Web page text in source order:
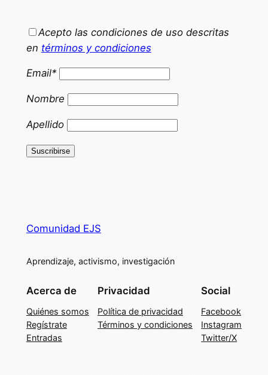
Acepto las condiciones de uso descritas
en términos y condiciones
Email*
Nombre
Apellido
Comunidad EJS
Aprendizaje, activismo, investigación
Acerca de
Quiénes somos
Regístrate
Entradas
Privacidad
Política de privacidad
Términos y condiciones
Social
Facebook
Instagram
Twitter/X